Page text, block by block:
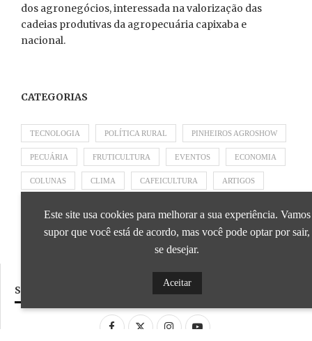
dos agronegócios, interessada na valorização das
cadeias produtivas da agropecuária capixaba e
nacional.
CATEGORIAS
TECNOLOGIA POLÍTICA RURAL PINHEIROS AGROSHOW
PECUÁRIA FRUTICULTURA EVENTOS ECONOMIA
COLUNAS CLIMA CAFEICULTURA ARTIGOS
APRESENTADO POR BRAPEX
SIGA NOSSAS REDES SOCIAIS
Este site usa cookies para melhorar a sua experiência. Vamos
supor que você está de acordo, mas você pode optar por sair,
se desejar.
Aceitar